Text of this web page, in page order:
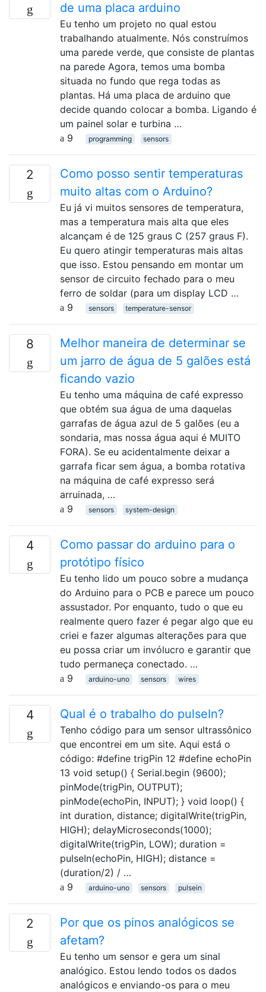
de uma placa arduino
Eu tenho um projeto no qual estou
trabalhando atualmente. Nós construímos
uma parede verde, que consiste de plantas
na parede Agora, temos uma bomba
situada no fundo que rega todas as
plantas. Há uma placa de arduino que
decide quando colocar a bomba. Ligando é
um painel solar e turbina …
9
programming sensors
2
Como posso sentir temperaturas
muito altas com o Arduino?
Eu já vi muitos sensores de temperatura,
mas a temperatura mais alta que eles
alcançam é de 125 graus C (257 graus F).
Eu quero atingir temperaturas mais altas
que isso. Estou pensando em montar um
sensor de circuito fechado para o meu
ferro de soldar (para um display LCD …
9
sensors temperature-sensor
8
Melhor maneira de determinar se
um jarro de água de 5 galões está
ficando vazio
Eu tenho uma máquina de café expresso
que obtém sua água de uma daquelas
garrafas de água azul de 5 galões (eu a
sondaria, mas nossa água aqui é MUITO
FORA). Se eu acidentalmente deixar a
garrafa ficar sem água, a bomba rotativa
na máquina de café expresso será
arruinada, …
9
sensors system-design
4
Como passar do arduino para o
protótipo físico
Eu tenho lido um pouco sobre a mudança
do Arduino para o PCB e parece um pouco
assustador. Por enquanto, tudo o que eu
realmente quero fazer é pegar algo que eu
criei e fazer algumas alterações para que
eu possa criar um invólucro e garantir que
tudo permaneça conectado. …
9
arduino-uno sensors wires
4 Qual é o trabalho do pulseIn?
Tenho código para um sensor ultrassônico
que encontrei em um site. Aqui está o
código: #define trigPin 12 #define echoPin
13 void setup() { Serial.begin (9600);
pinMode(trigPin, OUTPUT);
pinMode(echoPin, INPUT); } void loop() {
int duration, distance; digitalWrite(trigPin,
HIGH); delayMicroseconds(1000);
digitalWrite(trigPin, LOW); duration =
pulseIn(echoPin, HIGH); distance =
(duration/2) / …
9
arduino-uno sensors pulsein
2
Por que os pinos analógicos se
afetam?
Eu tenho um sensor e gera um sinal
analógico. Estou lendo todos os dados
analógicos e enviando-os para o meu